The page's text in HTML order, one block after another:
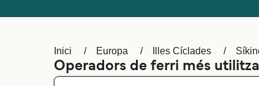
Inici Europa Illes Cíclades
Operadors de ferri més